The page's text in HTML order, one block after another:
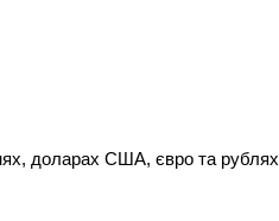
доларах США, євро та рублях